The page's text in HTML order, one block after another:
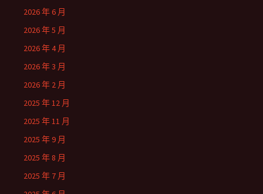
2026 年 6 月
2026 年 5 月
2026 年 4 月
2026 年 3 月
2026 年 2 月
2025 年 12 月
2025 年 11 月
2025 年 9 月
2025 年 8 月
2025 年 7 月